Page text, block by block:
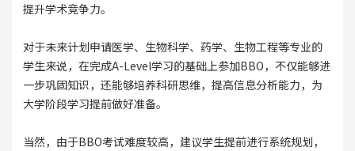
提升学术竞争力。
对于未来计划申请医学、生物科学、药学、生物工程等专业的
学生来说，在完成A-Level学习的基础上参加BBO，不仅能够进
一步巩固知识，还能够培养科研思维，提高信息分析能力，为
大学阶段学习提前做好准备。
当然，由于BBO考试难度较高，建议学生提前进行系统规划，